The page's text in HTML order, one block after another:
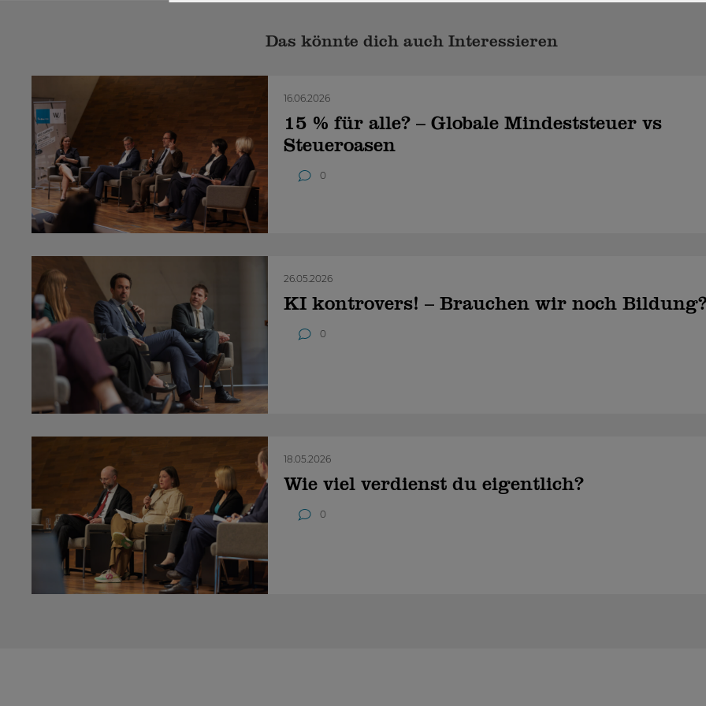
Das könnte dich auch Interessieren
16.06.2026
15 % für alle? – Globale Mindeststeuer vs
Steueroasen
0
26.05.2026
KI kontrovers! – Brauchen wir noch
0
18.05.2026
Wie viel verdienst du eigentlich?
0